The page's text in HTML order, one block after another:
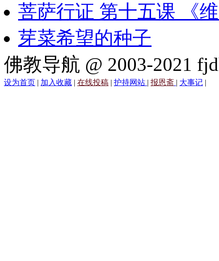
菩萨行证 第十五课 《
芽菜希望的种子
佛教导航 @ 2003-2021
设为首页 | 加入收藏 | 在线投稿 | 护持网站 | 报恩斋 | 大事记 |